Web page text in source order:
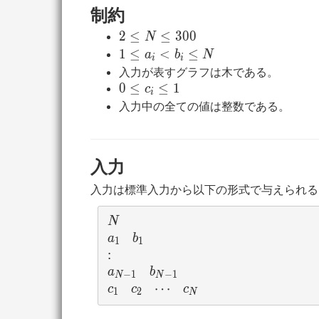
制約
2
\leq
N
\leq
300
2 ≤ N ≤ 300
1
\leq
a_i
<
1 ≤ ai < bi ≤ N
入力が表すグラフは木である。
0
\leq
0 ≤ ci ≤ 1
入力中の全ての値は整数である。
入力
入力は標準入力から以下の形式で与えられる
N
N
a_1
a1 b_1
b1
::
a_{N-1}
aN−1 b_{N-1}
bN −1
c_1
c1 c_2
c2 \cdots
⋯ c_N
cN